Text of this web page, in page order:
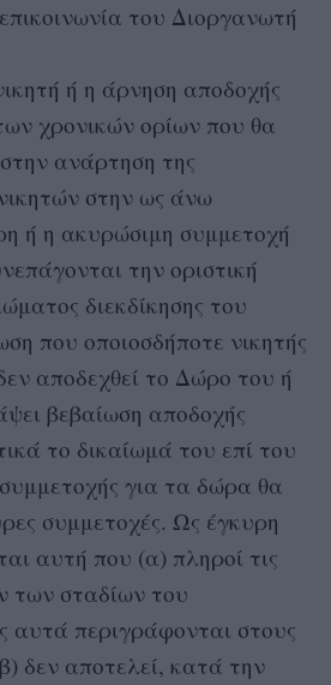
του Διοργανωτή
ή η άρνηση αποδοχής
χρονικών ορίων που θα
ανάρτηση της
στην ως άνω
ή η ακυρώσιμη συμμετοχή
την οριστική
διεκδίκησης του
που οποιοσδήποτε νικητής
αποδεχθεί το Δώρο του ή
βεβαίωση αποδοχής
το δικαίωμά του επί του
για τα δώρα θα
συμμετοχές. Ως έγκυρη
αυτή που (α) πληροί τις
των σταδίων του
αυτά περιγράφονται στους
δεν αποτελεί, κατά την